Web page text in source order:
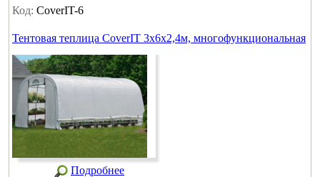
Код: CoverIT-6
Тентовая теплица CoverIT 3х6х2,4м, многофункциональная
Подробнее